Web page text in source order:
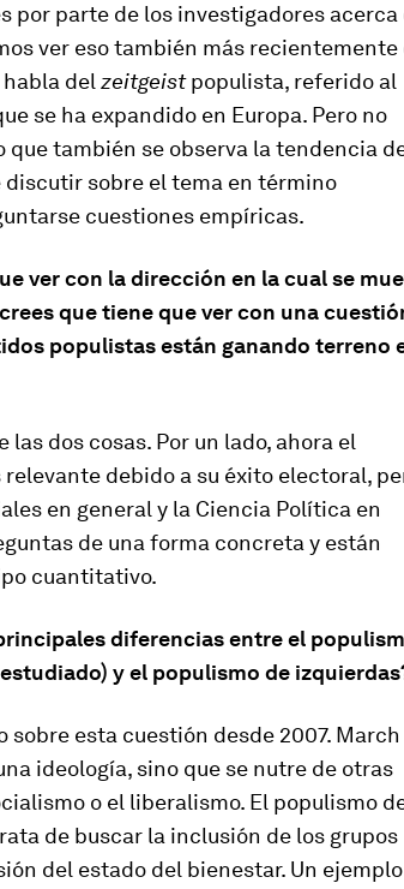
por parte de los investigadores acerca
ver eso también más recientemente
del zeitgeistpopulista, referido al
se ha expandido en Europa. Pero no
que también se observa la tendencia
sobre el tema en término
cuestiones empíricas.
ver con la dirección en la cual se
que tiene que ver con una
populistas están ganando terreno
las dos cosas. Por un lado, ahora el
debido a su éxito electoral,
en general y la Ciencia Política en
de una forma concreta y están
cuantitativo.
diferencias entre el
y el populismo de
esta cuestión desde 2007. March
ideología, sino que se nutre de otras
o el liberalismo. El populismo
de buscar la inclusión de los grupos
del estado del bienestar. Un